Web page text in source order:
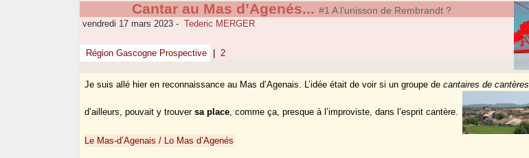
Cantar au Mas d’Agenés... #1 A l’unisson de Rembrandt ?
vendredi 17 mars 2023 - Tederic MERGER
Région Gascogne Prospective 2
Je suis allé hier en reconnaissance au Mas d’Agenais. L’idée était de voir si un groupe decantaires de cantères
d’ailleurs, pouvait y trouversa place, comme ça, presque à l’improviste, dans l’esprit cantère.
Le Mas-d’Agenais / Lo Mas d’Agenés